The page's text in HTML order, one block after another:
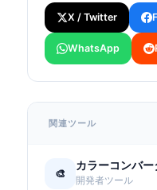
X / Twitter
WhatsApp
関連ツール
🎨
カラーコンバー
開発者ツール